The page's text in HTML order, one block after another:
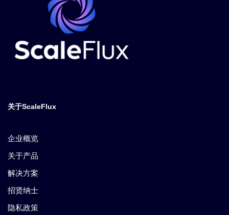
关于ScaleFlux
企业概览
关于产品
解决方案
招贤纳士
隐私政策